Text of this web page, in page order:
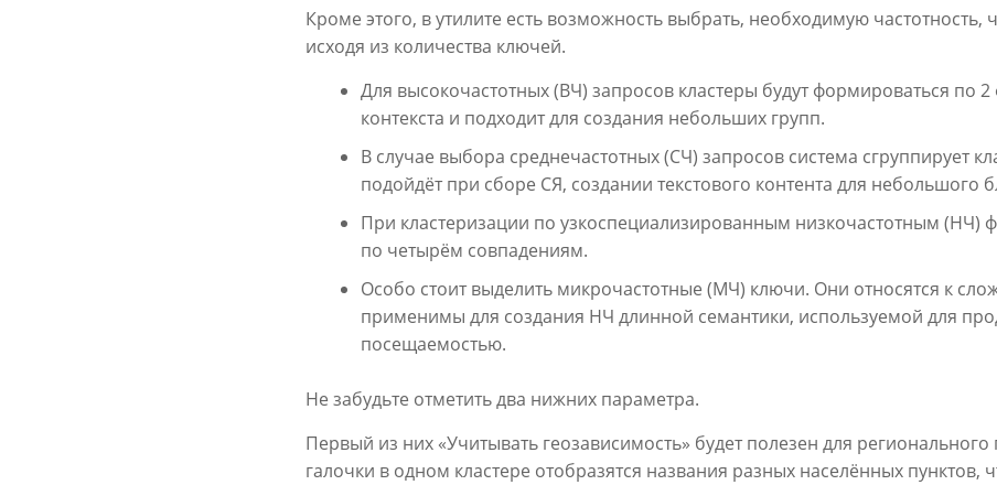
Кроме этого, в утилите есть возможность выбрать, необходимую частотность,
исходя из количества ключей.
Для высокочастотных (ВЧ) запросов кластеры будут формироваться по
контекста и подходит для создания небольших групп.
В случае выбора среднечастотных (СЧ) запросов система сгруппирует
подойдёт при сборе СЯ, создании текстового контента для небольшого
При кластеризации по узкоспециализированным низкочастотным (НЧ)
по четырём совпадениям.
Особо стоит выделить микрочастотные (МЧ) ключи. Они относятся к
применимы для создания НЧ длинной семантики, используемой для
посещаемостью.
Не забудьте отметить два нижних параметра.
Первый из них «Учитывать геозависимость» будет полезен для
галочки в одном кластере отобразятся названия разных населённых пунктов,